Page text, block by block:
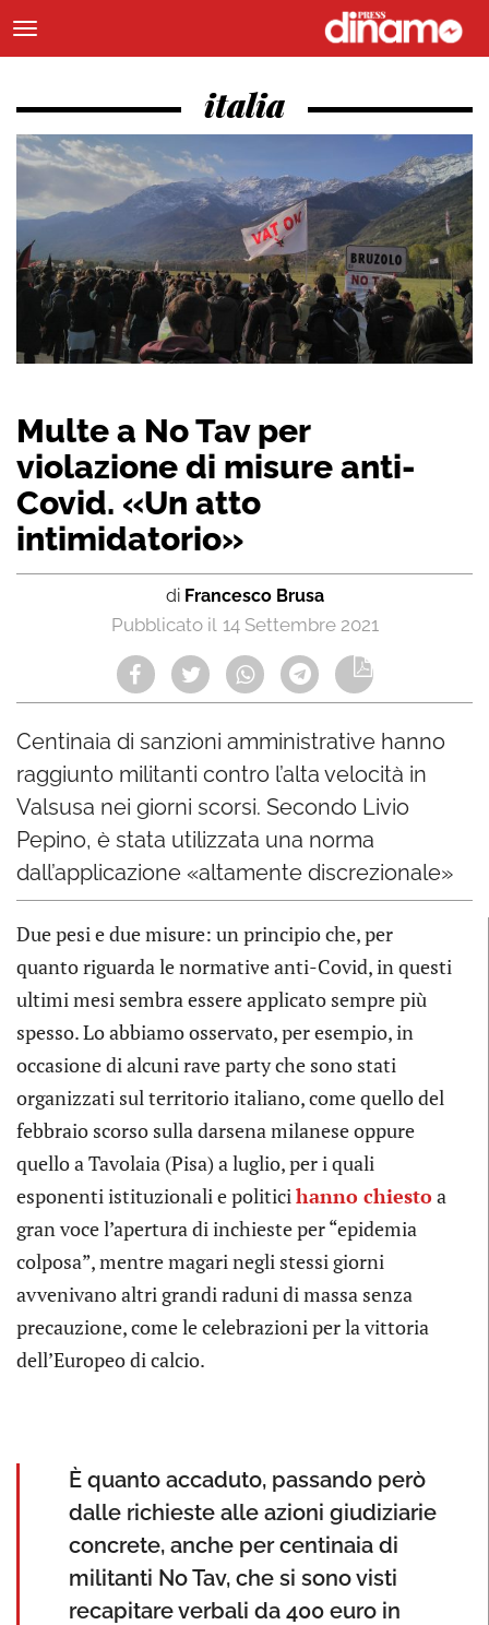
italia
Multe a No Tav per
violazione di misure anti-
Covid. «Un atto
intimidatorio»
di Francesco Brusa
14 Settembre 2021
Centinaia di sanzioni amministrative hanno
raggiunto militanti contro l’alta velocità in
Valsusa nei giorni scorsi. Secondo Livio
Pepino, è stata utilizzata una norma
dall’applicazione «altamente discrezionale»
Due pesi e due misure: un principio che, per
quanto riguarda le normative anti-Covid, in questi
ultimi mesi sembra essere applicato sempre più
spesso. Lo abbiamo osservato, per esempio, in
occasione di alcuni rave party che sono stati
organizzati sul territorio italiano, come quello del
febbraio scorso sulla darsena milanese oppure
quello a Tavolaia (Pisa) a luglio, per i quali
esponenti istituzionali e politici hanno chiestoa
gran voce l’apertura di inchieste per “epidemia
colposa”, mentre magari negli stessi giorni
avvenivano altri grandi raduni di massa senza
precauzione, come le celebrazioni per la vittoria
dell’Europeo di calcio.
È quanto accaduto, passando però
dalle richieste alle azioni giudiziarie
concrete, anche per centinaia di
militanti No Tav, che si sono visti
recapitare verbali da 400 euro in